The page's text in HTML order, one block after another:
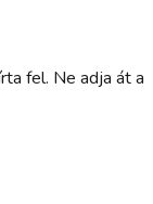
fel. Ne adja át a